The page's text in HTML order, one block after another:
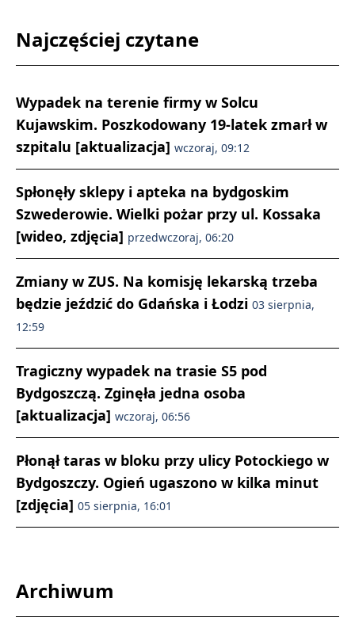
Najczęściej czytane
Wypadek na terenie firmy w Solcu
Kujawskim. Poszkodowany 19-latek zmarł w
szpitalu [aktualizacja] wczoraj, 09:12
Spłonęły sklepy i apteka na bydgoskim
Szwederowie. Wielki pożar przy ul. Kossaka
[wideo, zdjęcia] przedwczoraj, 06:20
Zmiany w ZUS. Na komisję lekarską trzeba
będzie jeździć do Gdańska i Łodzi 03 sierpnia,
12:59
Tragiczny wypadek na trasie S5 pod
Bydgoszczą. Zginęła jedna osoba
[aktualizacja] wczoraj, 06:56
Płonął taras w bloku przy ulicy Potockiego w
Bydgoszczy. Ogień ugaszono w kilka minut
[zdjęcia] 05 sierpnia, 16:01
Archiwum